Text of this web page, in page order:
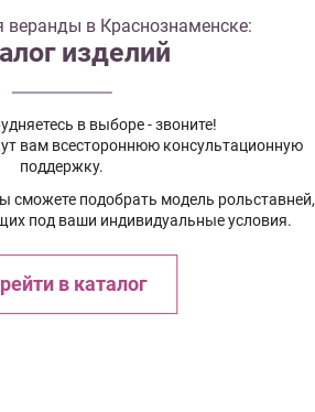
веранды в Краснознаменске:
изделий
в выборе - звоните!
вам всестороннюю консультационную
поддержку.
сможете подобрать модель рольставней,
под ваши индивидуальные условия.
в каталог